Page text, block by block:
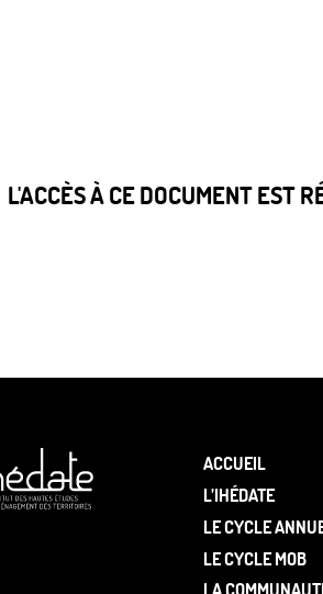
L'ACCÈS À CE DOCUMENT EST
ACCUEIL
L’IHÉDATE
LE CYCLE
LE CYCLE MOB